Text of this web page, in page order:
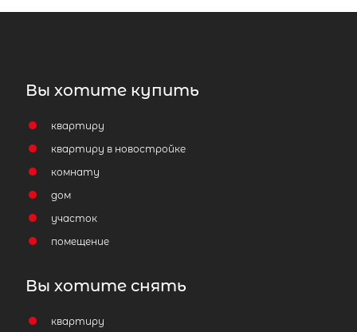
2-комнатная квартира площадью
Санкт-Петербург, улица
10 200 000
Жилая площадь
Вы хотите купить
квартиру
квартиру в новостройке
комнату
дом
участок
помещение
Вы хотите снять
квартиру